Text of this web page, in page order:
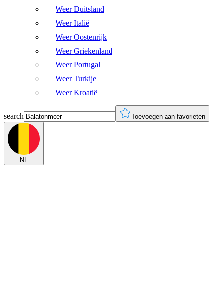
Weer Duitsland
Weer Italië
Weer Oostenrijk
Weer Griekenland
Weer Portugal
Weer Turkije
Weer Kroatië
search Toevoegen aan favorieten
NL